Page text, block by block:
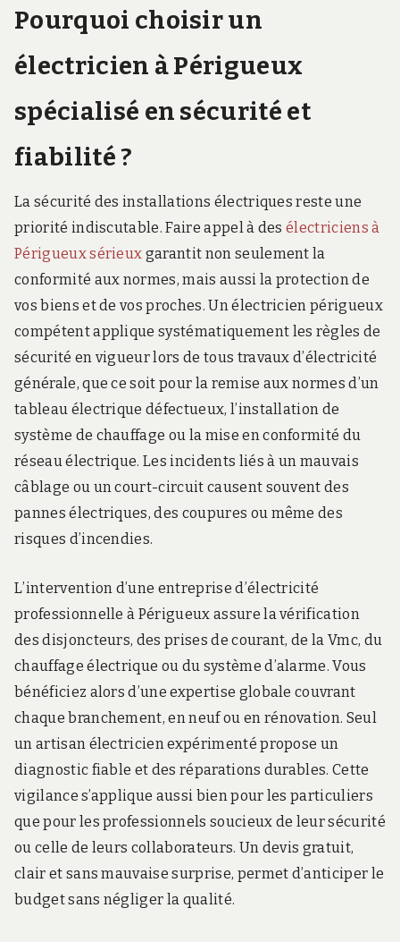
Pourquoi choisir un
électricien à Périgueux
spécialisé en sécurité et
fiabilité ?
La sécurité des installations électriques reste une
priorité indiscutable. Faire appel à desélectriciens à
Périgueux sérieux garantit non seulement la
conformité aux normes, mais aussi la protection de
vos biens et de vos proches. Un électricien périgueux
compétent applique systématiquement les règles de
sécurité en vigueur lors de tous travaux d’électricité
générale, que ce soit pour la remise aux normes d’un
tableau électrique défectueux, l’installation de
système de chauffage ou la mise en conformité du
réseau électrique. Les incidents liés à un mauvais
câblage ou un court-circuit causent souvent des
pannes électriques, des coupures ou même des
risques d’incendies.
L’intervention d’une entreprise d’électricité
professionnelle à Périgueux assure la vérification
des disjoncteurs, des prises de courant, de la Vmc, du
chauffage électrique ou du système d’alarme. Vous
bénéficiez alors d’une expertise globale couvrant
chaque branchement, en neuf ou en rénovation. Seul
un artisan électricien expérimenté propose un
diagnostic fiable et des réparations durables. Cette
vigilance s’applique aussi bien pour les particuliers
que pour les professionnels soucieux de leur sécurité
ou celle de leurs collaborateurs. Un devis gratuit,
clair et sans mauvaise surprise, permet d’anticiper le
budget sans négliger la qualité.